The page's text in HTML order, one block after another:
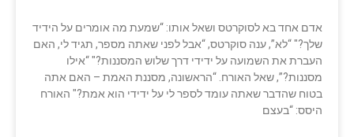
אדם אחד בא לסוקרטס ושאל אותו: “שמעת מה אומרים על הידיד
שלך?" “לא”, ענה סוקרטס, “אבל לפני שאתה מספר, תגיד לי, האם
העברת את השמועה על ידידי דרך שלוש המסננות?" “אילו
מסננות?”, שאל האורח. “הראשונה, מסננת האמת – האם אתה
בטוח שהדבר שאתה עומד לספר לי על ידידי הוא אמת?" האורח
היסס: “בעצם